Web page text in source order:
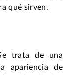
qué sirven.
trata de una
apariencia de